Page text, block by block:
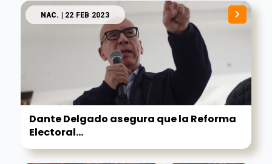
NAC. | 22 FEB 2023
Dante Delgado asegura que la Reforma
Electoral...